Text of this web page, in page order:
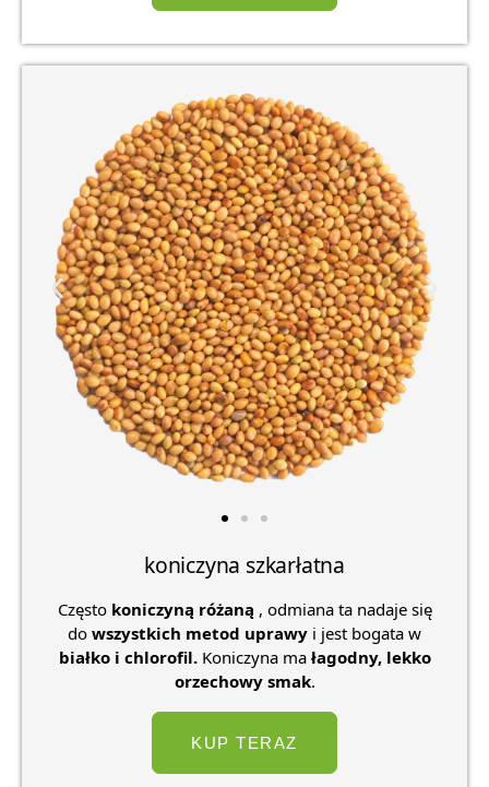
koniczyna szkarłatna
Często koniczyną różaną , odmiana ta nadaje się
do wszystkich metod uprawy i jest bogata w
białko i chlorofil. Koniczyna ma łagodny, lekko
orzechowy smak.
KUP TERAZ